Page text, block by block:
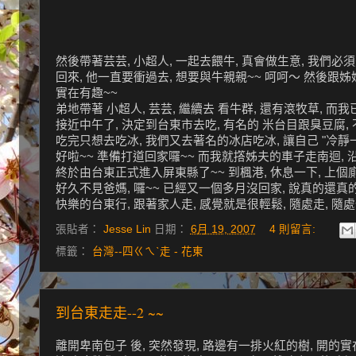
然後帶著芸芸, 小超人, 一起去餵牛, 真會做生意, 我們必
回來, 他一直要衝過去, 想要與牛親親~~ 呵呵～ 然後跟姊
實在有趣~~
弟地帶著 小超人, 芸芸, 繼續去 看牛群, 還有滾牧草, 而
接近中午了, 決定到台東市去吃, 有名的 米台目跟臭豆腐
吃完只想去吃冰, 我們又去著名的冰店吃冰, 讓自己 "冷靜
好啦~~ 準備打道回家囉~~ 而我就撘姊夫的車子走南迴,
終於由台東正式進入屏東縣了~~ 到楓港, 休息一下, 上個
好久不見爸媽, 囉~~ 已經又一個多月沒回家, 說真的還真
快樂的台東行, 跟著家人走, 感覺就是很輕鬆, 隨處走, 隨
張貼者： Jesse Lin 日期： 6月 19, 2007
4 則留言:
標籤： 台灣--四ㄍㄟˋ走 - 花東
到台東走走--2 ~~
離開卑南包子 後, 突然發現, 路邊有一排火紅的樹, 開的